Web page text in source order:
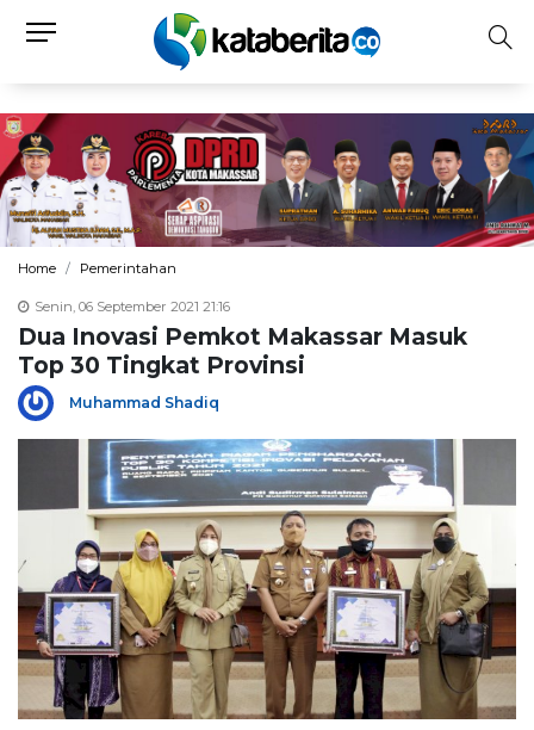
Home Pemerintahan
Senin, 06 September 2021 21:16
Dua Inovasi Pemkot Makassar Masuk
Top 30 Tingkat Provinsi
Muhammad Shadiq